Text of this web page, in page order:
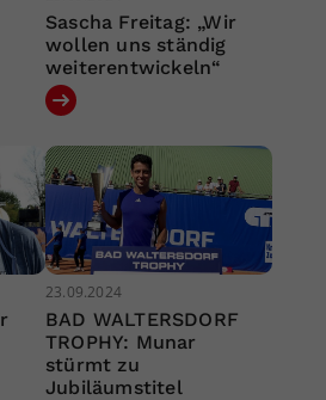
Sascha Freitag: „Wir
wollen uns ständig
weiterentwickeln“
23.09.2024
BAD WALTERSDORF
TROPHY: Munar
stürmt zu
Jubiläumstitel